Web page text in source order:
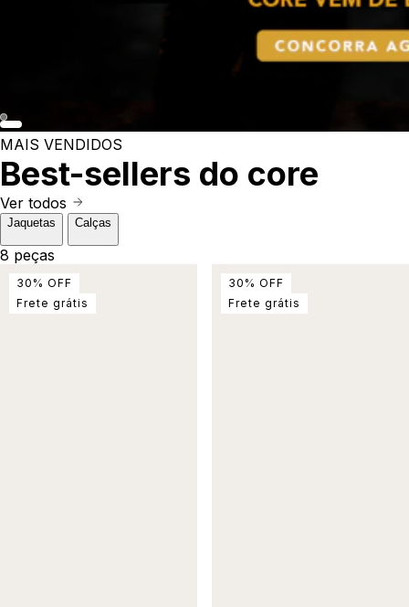
MAIS VENDIDOS
Best-sellers do core
Ver todos
Jaquetas Calças
8 peças
30 % OFF
Frete grátis
30 % OFF
Frete grátis